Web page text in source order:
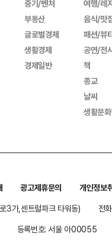
중기/벤처
부동산
글로벌경제
생활경제
경제일반
여행/레
음식/맛
패션/뷰
공연/전
책
종교
날씨
생활문
광고제휴문의
개인정보
3가,센트럴파크 타워동)
전
등록번호: 서울 아00055